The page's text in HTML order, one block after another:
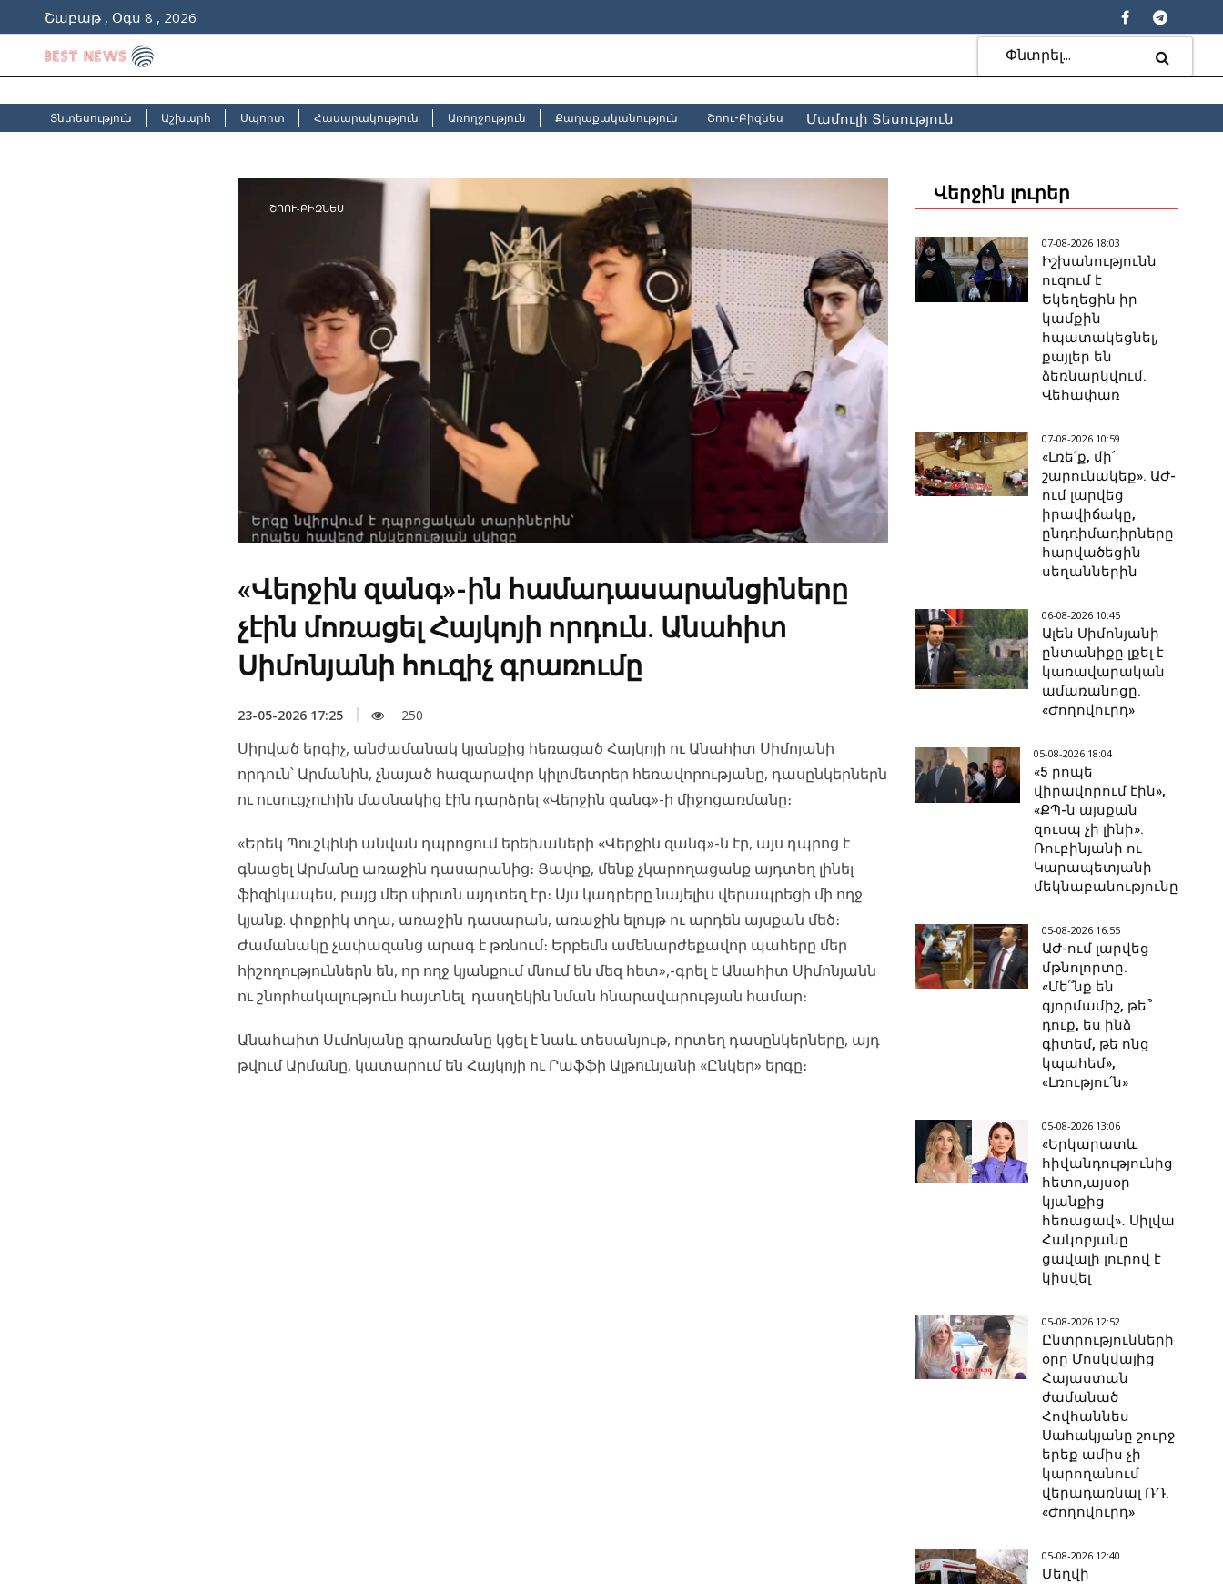
Շաբաթ , Օգս 8 , 2026
Տնտեսություն Աշխարհ Սպորտ Հասարակություն Առողջություն Քաղաքականություն Շոու-Բիզնես Մամուլի Տեսություն
ՇՈՈՒ-ԲԻԶՆԵՍ
«Վերջին զանգ»-ին համադասարանցիները
չէին մոռացել Հայկոյի որդուն. Անահիտ
Սիմոնյանի հուզիչ գրառումը
23-05-2026 17:25 250
Սիրված երգիչ, անժամանակ կյանքից հեռացած Հայկոյի ու Անահիտ Սիմոյանի
որդուն՝ Արմանին, չնայած հազարավոր կիլոմետրեր հեռավորությանը, դասընկերներն
ու ուսուցչուհին մասնակից էին դարձրել «Վերջին զանգ»-ի միջոցառմանը։
«Երեկ Պուշկինի անվան դպրոցում երեխաների «Վերջին զանգ»-ն էր, այս դպրոց է
գնացել Արմանը առաջին դասարանից։ Ցավոք, մենք չկարողացանք այդտեղ լինել
ֆիզիկապես, բայց մեր սիրտն այդտեղ էր։ Այս կադրերը նայելիս վերապրեցի մի ողջ
կյանք. փոքրիկ տղա, առաջին դասարան, առաջին ելույթ ու արդեն այսքան մեծ։
Ժամանակը չափազանց արագ է թռնում։ Երբեմն ամենարժեքավոր պահերը մեր
հիշողություններն են, որ ողջ կյանքում մնում են մեզ հետ»,-գրել է Անահիտ Սիմոնյանն
ու շնորհակալություն հայտնել դասղեկին նման հնարավարության համար։
Անահաիտ Սւմոնյանը գրառմանը կցել է նաև տեսանյութ, որտեղ դասընկերները, այդ
թվում Արմանը, կատարում են Հայկոյի ու Րաֆֆի Ալթունյանի «Ընկեր» երգը։
Վերջին լուրեր
07-08-2026 18:03
Իշխանությունն
ուզում է
Եկեղեցին իր
կամքին
հպատակեցնել,
քայլեր են
ձեռնարկվում.
Վեհափառ
07-08-2026 10:59
«Լռե՛ք, մի՛
շարունակեք». ԱԺ-
ում լարվեց
իրավիճակը,
ընդդիմադիրները
հարվածեցին
սեղաններին
06-08-2026 10:45
Ալեն Սիմոնյանի
ընտանիքը լքել է
կառավարական
ամառանոցը.
«Ժողովուրդ»
05-08-2026 18:04
«5 րոպե
վիրավորում էին»,
«ՔՊ-ն այսքան
զուսպ չի լինի».
Ռուբինյանի ու
Կարապետյանի
մեկնաբանությունը
05-08-2026 16:55
ԱԺ-ում լարվեց
մթնոլորտը.
«Մե՞նք են
գյորմամիշ, թե՞
դուք, ես ինձ
գիտեմ, թե ոնց
կպահեմ»,
«Լռությու՛ն»
05-08-2026 13:06
«Երկարատև
հիվանդությունից
հետո,այսօր
կյանքից
հեռացավ»․ Սիլվա
Հակոբյանը
ցավալի լուրով է
կիսվել
05-08-2026 12:52
Ընտրությունների
օրը Մոսկվայից
Հայաստան
ժամանած
Հովհաննես
Սահակյանը շուրջ
երեք ամիս չի
կարողանում
վերադառնալ ՌԴ.
«Ժողովուրդ»
05-08-2026 12:40
Մեղվի